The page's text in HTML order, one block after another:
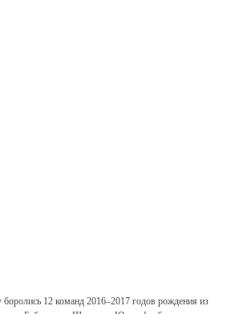
боролись 12 команд 2016–2017 годов рождения из